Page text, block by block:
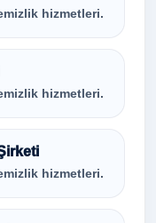
hizmetleri.
hizmetleri.
hizmetleri.